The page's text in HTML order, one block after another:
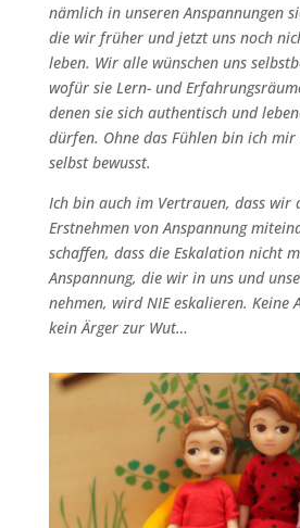
nämlich in unseren Anspannungen
die wir früher und jetzt uns noch
leben. Wir alle wünschen uns
wofür sie Lern- und
denen sie sich authentisch und
dürfen. Ohne das Fühlen bin ich
selbst bewusst.
Ich bin auch im Vertrauen, dass wir
Erstnehmen von Anspannung
schaffen, dass die Eskalation nicht
Anspannung, die wir in uns und
nehmen, wird NIE eskalieren. Keine
kein Ärger zur Wut…